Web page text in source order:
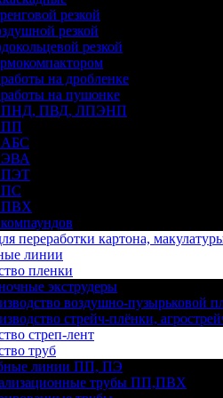
резкой
резкой
резкой
на дробленке
на пушонке
ПНД, ПВД, ЛПЭНП
ПП
АБС
ЭВА
ПЭТ
ПС
ПВХ
переработки картона,
линии
пленки
экструдеры
воздушно-пузырьковой
стрейч-плёнки,
стреп-лент
труб
линии ПП, ПЭ
трубы ПП,ПВХ